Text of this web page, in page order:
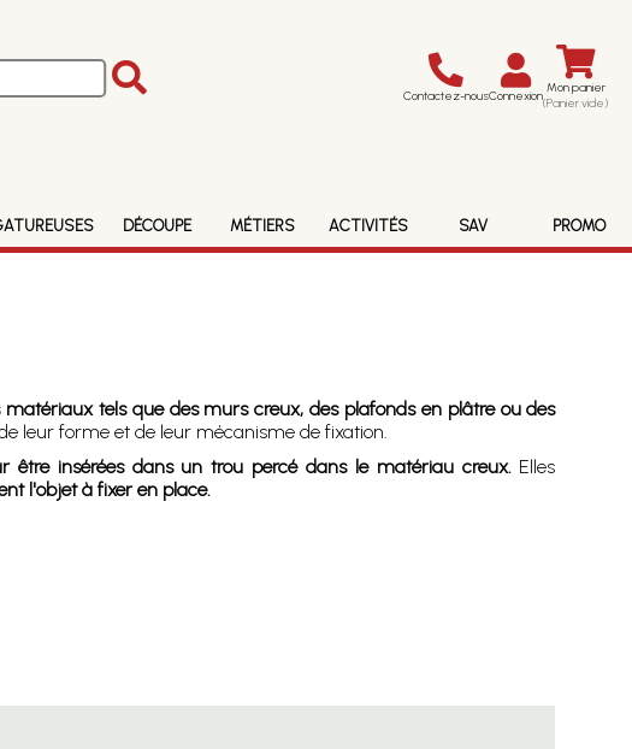
Contactez-nousConnexion Mon panier
(Panier vide)
DÉCOUPE MÉTIERS ACTIVITÉS SAV PROMO
tels que des murs creux, des plafonds en plâtre ou des
leur forme et de leur mécanisme de fixation.
insérées dans un trou percé dans le matériau creux.Elles
l'objet à fixer en place.